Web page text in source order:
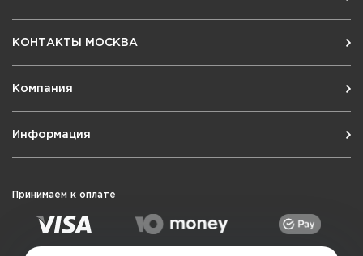
КОНТАКТЫ МОСКВА
Компания
Информация
Принимаем к оплате